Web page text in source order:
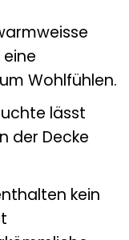
Wohlfühlen.
lässt
der Decke
kein